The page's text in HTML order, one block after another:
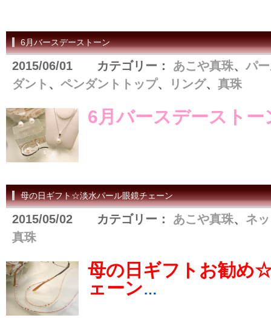
6月バースデーストーン
2015/06/01 カテゴリー： あこや真珠、 パ
ダント 、 ペンダントトップ、 リング、 真珠
6月バースデーストー
母の日ギフト☆淡水パール眼鏡チェーン
2015/05/02 カテゴリー： あこや真珠、 ネ
真珠
母の日ギフトお勧め
ェーン…